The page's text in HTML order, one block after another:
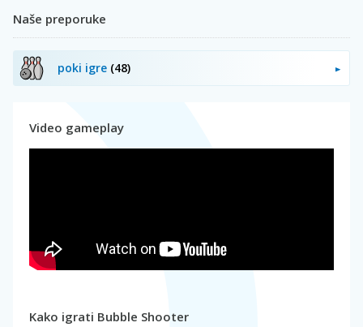
Naše preporuke
poki igre (48)
Video gameplay
Kako igrati Bubble Shooter